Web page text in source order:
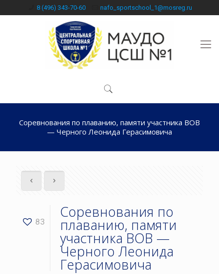
8 (496) 343-70-60 nafo_sportschool_1@mosreg.ru
Соревнования по плаванию, памяти участника ВОВ
— Черного Леонида Герасимовича
83
Соревнования по
плаванию, памяти
участника ВОВ —
Черного Леонида
Герасимовича